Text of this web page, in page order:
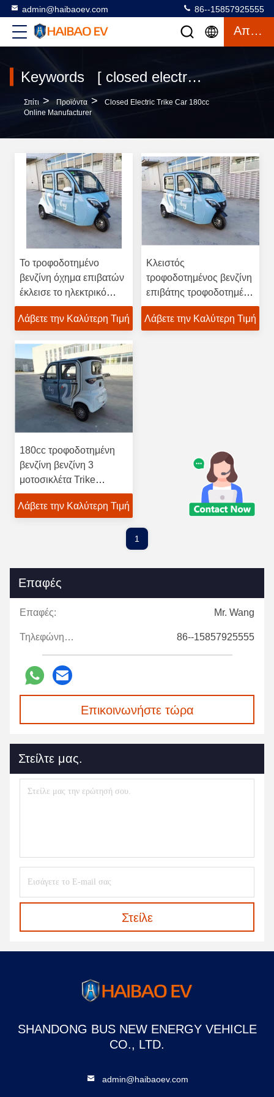
admin@haibaoev.com 86--15857925555
Απόσπασμα
Keywords [ closed electric trike car 180cc ] Match 3 προϊόντα
Σπίτι > Προϊόντα >
Closed Electric Trike Car 180cc
Online Manufacturer
Το τροφοδοτημένο
βενζίνη όχημα επιβατών
έκλεισε το ηλεκτρικό
αυτοκίνητο Trike αερίου
Λάβετε την Καλύτερη Τιμή
Κλειστός
τροφοδοτημένος βενζίνη
επιβάτης τροφοδοτημένο
αέριο Trike οχημάτων
Λάβετε την Καλύτερη Τιμή
180cc τροφοδοτημένη
βενζίνη βενζίνη 3
μοτοσικλέτα Trike
οχημάτων ροδών
Λάβετε την Καλύτερη Τιμή
1
Επαφές
Επαφές: Mr. Wang
Τηλεφώνημα: 86--15857925555
Επικοινωνήστε τώρα
Στείλτε μας.
Στείλε
SHANDONG BUS NEW ENERGY VEHICLE
CO., LTD.
admin@haibaoev.com